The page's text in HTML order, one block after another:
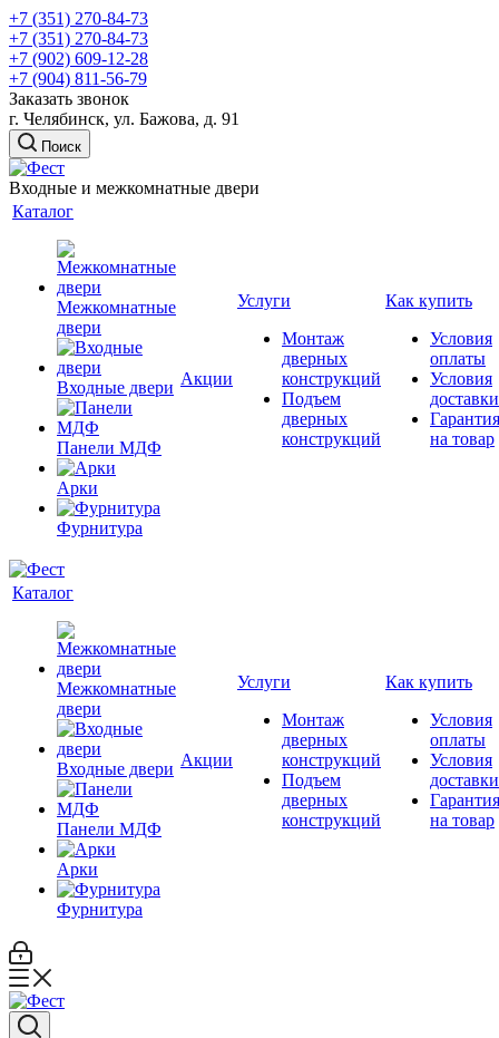
+7 (351) 270-84-73
+7 (351) 270-84-73
+7 (902) 609-12-28
+7 (904) 811-56-79
Заказать звонок
г. Челябинск, ул. Бажова, д. 91
Поиск
Входные и межкомнатные двери
Каталог
Межкомнатные
двери
Входные двери
Панели МДФ
Арки
Фурнитура
Акции
Услуги
Монтаж
дверных
конструкций
Подъем
дверных
конструкций
Как купить
Условия
оплаты
Условия
доставки
Гарантия
на товар
Каталог
Межкомнатные
двери
Входные двери
Панели МДФ
Арки
Фурнитура
Акции
Услуги
Монтаж
дверных
конструкций
Подъем
дверных
конструкций
Как купить
Условия
оплаты
Условия
доставки
Гарантия
на товар